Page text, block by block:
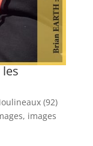
(92)
images